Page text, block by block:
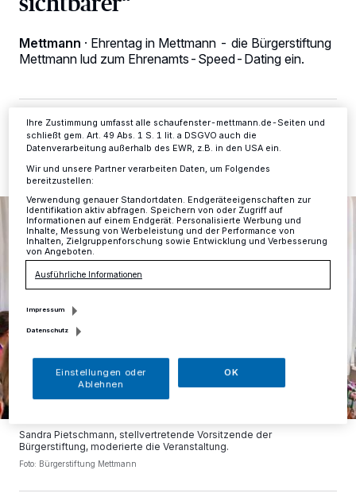
Mettmann · Ehrentag in Mettmann - die Bürgerstiftung
Mettmann lud zum Ehrenamts-Speed-Dating ein.
12.06.2026 , 11:56 Uhr 2 Minuten Lesezeit
Sandra Pietschmann, stellvertretende Vorsitzende der
Bürgerstiftung, moderierte die Veranstaltung.
Foto: Bürgerstiftung Mettmann
verarbeiten Daten, um Ihnen Dienste bereitzustellen“ aufgeführten
Anzeigen möglicherweise nicht mehr so relevant für Sie. Sie können
dieses Menü jederzeit wieder aufrufen, um Ihre Einstellungen zu
ändern oder Ihre Einwilligung zu widerrufen, indem Sie auf den Link
Informationen finden Sie in unserer Datenschutzerklärung.
Ihre Zustimmung umfasst alle schaufenster-mettmann.de-Seiten und
schließt gem. Art. 49 Abs. 1 S. 1 lit. a DSGVO auch die
Datenverarbeitung außerhalb des EWR, z.B. in den USA ein.
Wir und unsere Partner verarbeiten Daten, um Folgendes
bereitzustellen:
Verwendung genauer Standortdaten. Endgeräteeigenschaften zur
Identifikation aktiv abfragen. Speichern von oder Zugriff auf
Informationen auf einem Endgerät. Personalisierte Werbung und
Inhalte, Messung von Werbeleistung und der Performance von
Inhalten, Zielgruppenforschung sowie Entwicklung und Verbesserung
von Angeboten.
Ausführliche Informationen
Impressum
Datenschutz
Einstellungen oder
Ablehnen
OK